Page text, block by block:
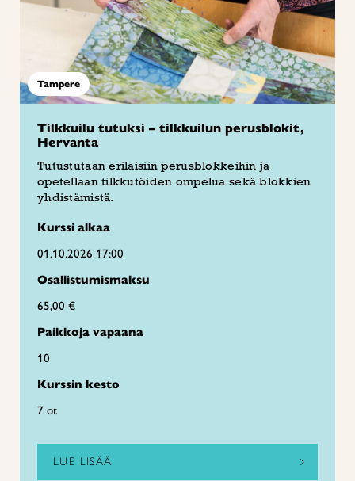
Tampere
Tilkkuilu tutuksi – tilkkuilun perusblokit,
Hervanta
Tutustutaan erilaisiin perusblokkeihin ja
opetellaan tilkkutöiden ompelua sekä blokkien
yhdistämistä.
Kurssi alkaa
01.10.2026 17:00
Osallistumismaksu
65,00 €
Paikkoja vapaana
10
Kurssin kesto
7 ot
LUE LISÄÄ